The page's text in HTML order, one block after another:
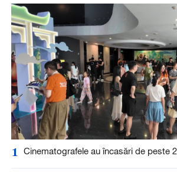
1 Cinematografele au încasări de peste